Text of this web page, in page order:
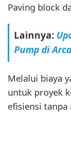
Paving block
Lainnya:
Pump di
Melalui biaya
untuk proyek
efisiensi